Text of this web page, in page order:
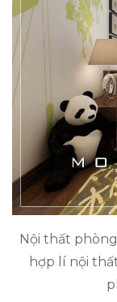
Nội thất
hợp lí nội